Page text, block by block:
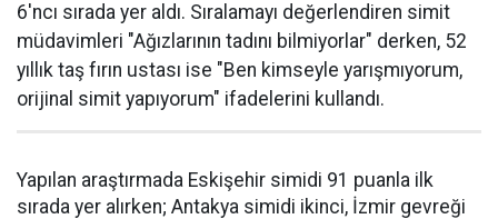
6'ncı sırada yer aldı. Sıralamayı değerlendiren simit
müdavimleri "Ağızlarının tadını bilmiyorlar" derken, 52
yıllık taş fırın ustası ise "Ben kimseyle yarışmıyorum,
orijinal simit yapıyorum" ifadelerini kullandı.
Yapılan araştırmada Eskişehir simidi 91 puanla ilk
sırada yer alırken; Antakya simidi ikinci, İzmir gevreği